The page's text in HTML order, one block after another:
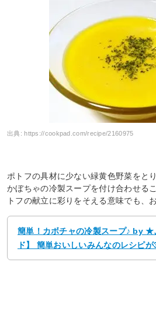
出典:https://cookpad.com/recipe/2160975
ポトフの具材に少ない緑黄色野菜をと
かぼちゃの冷製スープを付け合わせる
トフの献立に彩りをそえる意味でも、
簡単！カボチャの冷製スープ♪ by
ド】 簡単おいしいみんなのレシピ